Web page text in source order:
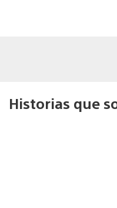
Historias que